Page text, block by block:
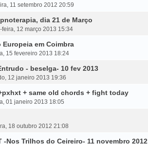
11 setembro 2012 20:59
dia 21 de Março
feira, 12 março 2013 15:34
Europeia em Coimbra
15 fevereiro 2013 18:24
- beselga- 10 fev 2013
12 janeiro 2013 19:36
+ same old chords + fight today
01 janeiro 2013 18:05
18 outubro 2012 21:08
-Nos Trilhos do Ceireiro- 11 novembro 2012